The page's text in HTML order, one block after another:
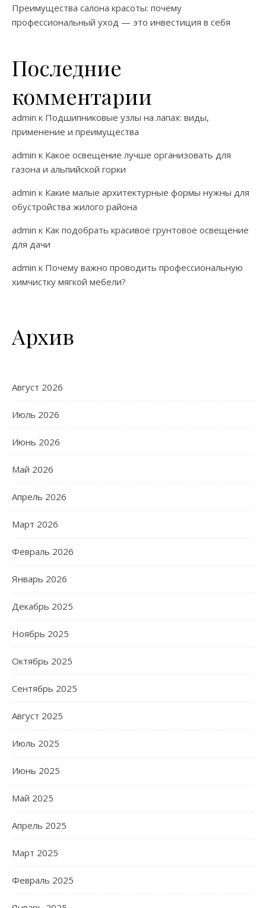
Преимущества салона красоты: почему
профессиональный уход — это инвестиция в себя
Последние
комментарии
admin к Подшипниковые узлы на лапах: виды,
применение и преимущества
admin к Какое освещение лучше организовать для
газона и альпийской горки
admin к Какие малые архитектурные формы нужны для
обустройства жилого района
admin к Как подобрать красивое грунтовое освещение
для дачи
admin к Почему важно проводить профессиональную
химчистку мягкой мебели?
Архив
Август 2026
Июль 2026
Июнь 2026
Май 2026
Апрель 2026
Март 2026
Февраль 2026
Январь 2026
Декабрь 2025
Ноябрь 2025
Октябрь 2025
Сентябрь 2025
Август 2025
Июль 2025
Июнь 2025
Май 2025
Апрель 2025
Март 2025
Февраль 2025